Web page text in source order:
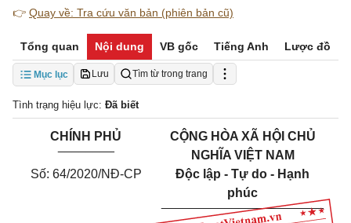
👉 Quay về: Tra cứu văn bản (phiên bản cũ)
Tổng quan Nội dung VB gốc Tiếng Anh Lược đồ
Mục lục Lưu Tìm từ trong trang
Tình trạng hiệu lực: Đã biết
CHÍNH PHỦ
Số: 64/2020/NĐ-CP
CỘNG HÒA XÃ HỘI CHỦ
NGHĨA VIỆT NAM
Độc lập - Tự do - Hạnh
phúc
_______________________